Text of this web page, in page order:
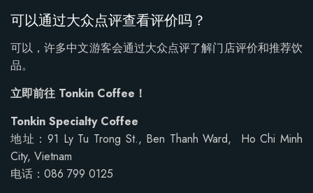
可以通过大众点评查看评价吗？
可以，许多中文游客会通过大众点评了解门店评价和推荐饮
品。
立即前往 Tonkin Coffee！
Tonkin Specialty Coffee
地址：91 Ly Tu Trong St., Ben Thanh Ward, Ho Chi Minh
City, Vietnam
电话：086 799 0125